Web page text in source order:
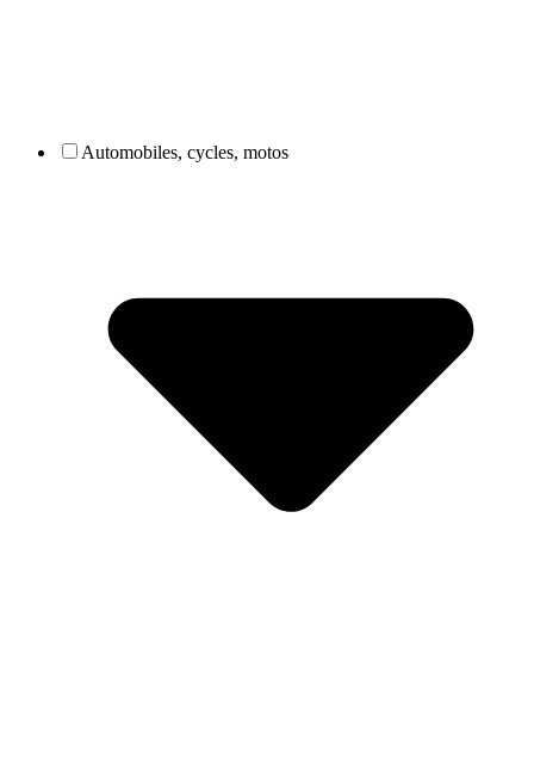
Automobiles, cycles, motos